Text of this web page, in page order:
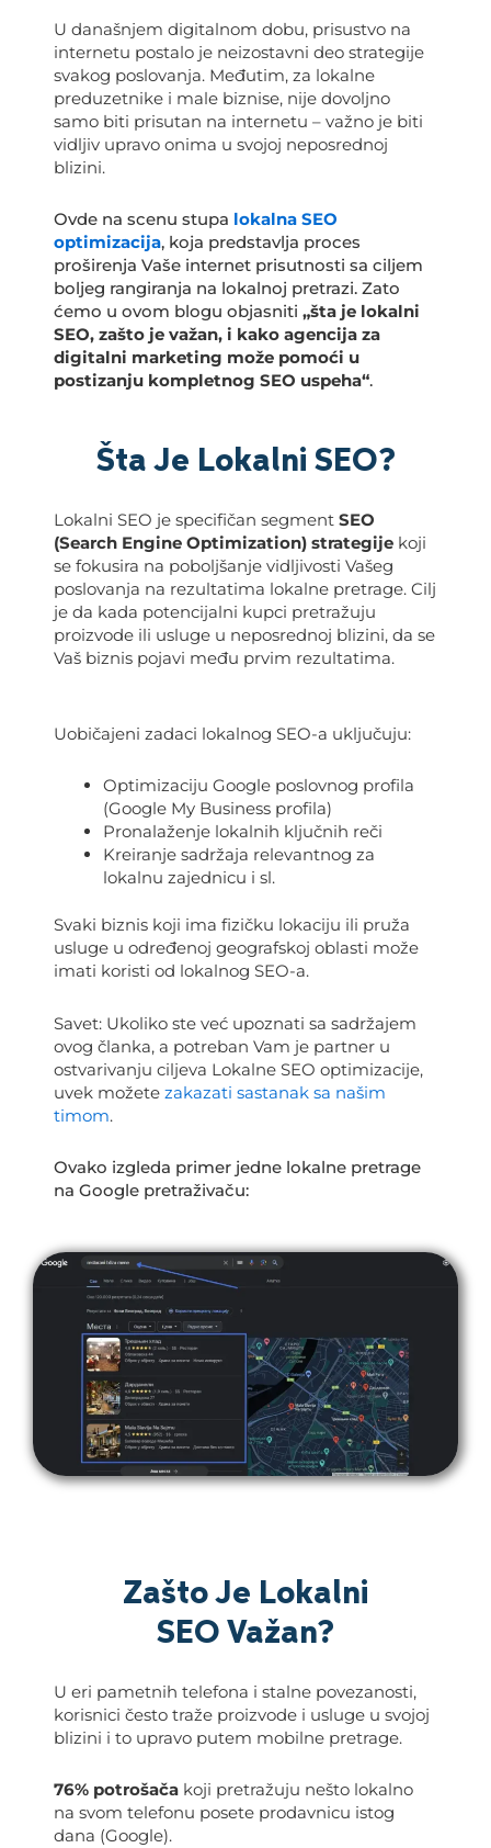
U današnjem digitalnom dobu, prisustvo na
internetu postalo je neizostavni deo strategije
svakog poslovanja. Međutim, za lokalne
preduzetnike i male biznise, nije dovoljno
samo biti prisutan na internetu – važno je biti
vidljiv upravo onima u svojoj neposrednoj
blizini.
Ovde na scenu stupa lokalna SEO
optimizacija, koja predstavlja proces
proširenja Vaše internet prisutnosti sa ciljem
boljeg rangiranja na lokalnoj pretrazi. Zato
ćemo u ovom blogu objasniti„šta je lokalni
SEO, zašto je važan, i kako agencija za
digitalni marketing može pomoći u
postizanju kompletnog SEO uspeha“.
Šta Je Lokalni SEO?
Lokalni SEO je specifičan segmentSEO
(Search Engine Optimization) strategije koji
se fokusira na poboljšanje vidljivosti Vašeg
poslovanja na rezultatima lokalne pretrage. Cilj
je da kada potencijalni kupci pretražuju
proizvode ili usluge u neposrednoj blizini, da se
Vaš biznis pojavi među prvim rezultatima.
Uobičajeni zadaci lokalnog SEO-a uključuju:
Optimizaciju Google poslovnog profila
(Google My Business profila)
Pronalaženje lokalnih ključnih reči
Kreiranje sadržaja relevantnog za
lokalnu zajednicu i sl.
Svaki biznis koji ima fizičku lokaciju ili pruža
usluge u određenoj geografskoj oblasti može
imati koristi od lokalnog SEO-a.
Savet: Ukoliko ste već upoznati sa sadržajem
ovog članka, a potreban Vam je partner u
ostvarivanju ciljeva Lokalne SEO optimizacije,
uvek možetezakazati sastanak sa našim
timom.
Ovako izgleda primer jedne lokalne pretrage
na Google pretraživaču:
Zašto Je Lokalni
SEO Važan?
U eri pametnih telefona i stalne povezanosti,
korisnici često traže proizvode i usluge u svojoj
blizini i to upravo putem mobilne pretrage.
76% potrošača koji pretražuju nešto lokalno
na svom telefonu posete prodavnicu istog
dana (Google).